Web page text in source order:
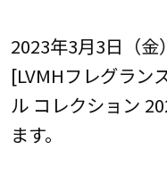
2023年3月3日（
[LVMHフレグラン
ル コレクション
ます。